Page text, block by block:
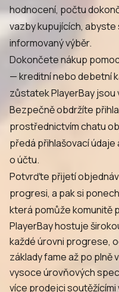
hodnocení, počtu
vazby kupujících, abyste
informovaný výběr.
Dokončete nákup
— kreditní nebo debetní
zůstatek PlayerBay jsou
Bezpečně obdržíte
prostřednictvím chatu
předá přihlašovací
o účtu.
Potvrďte přijetí
progresi, a pak si
která pomůže komunitě
PlayerBay hostuje
každé úrovni progrese,
základy fame až po plně
vysoce úrovňových
více prodejci soutěžícími